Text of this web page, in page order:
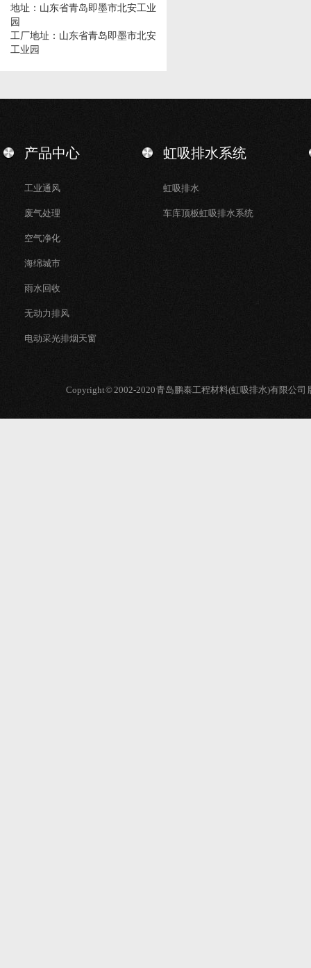
地址：山东省青岛即墨市北安工业
园
工厂地址：山东省青岛即墨市北安
工业园
产品中心
工业通风
废气处理
空气净化
海绵城市
雨水回收
无动力排风
电动采光排烟天窗
虹吸排水系统
虹吸排水
车库顶板虹吸排水系统
Copyright © 2002-2020 青岛鹏泰工程材料(虹吸排水)有限公司